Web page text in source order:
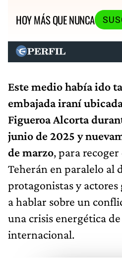
HOY MÁS QUE NUNCA
Este medio había ido
embajada iraní
Figueroa Alcorta
junio de 2025 y
de marzo, para
Teherán en paralelo al
protagonistas y actores
a hablar sobre un
una crisis energética
internacional.